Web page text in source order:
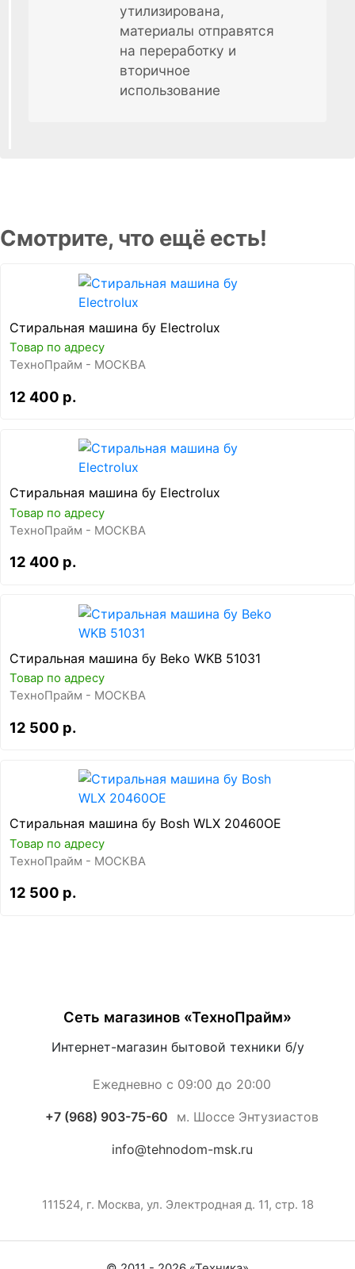
утилизирована,
материалы отправятся
на переработку и
вторичное
использование
Смотрите, что ещё есть!
Стиральная машина бу Electrolux
Товар по адресу
ТехноПрайм - МОСКВА
12 400 р.
Стиральная машина бу Electrolux
Товар по адресу
ТехноПрайм - МОСКВА
12 400 р.
Стиральная машина бу Beko WKB 51031
Товар по адресу
ТехноПрайм - МОСКВА
12 500 р.
Стиральная машина бу Bosh WLX 20460OE
Товар по адресу
ТехноПрайм - МОСКВА
12 500 р.
Сеть магазинов «ТехноПрайм»
Интернет-магазин бытовой техники б/у
Ежедневно с 09:00 до 20:00
+7 (968) 903-75-60 м. Шоссе Энтузиастов
info@tehnodom-msk.ru
111524, г. Москва, ул. Электродная д. 11, стр. 18